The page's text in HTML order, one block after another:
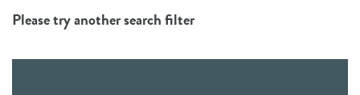
Please try another search filter